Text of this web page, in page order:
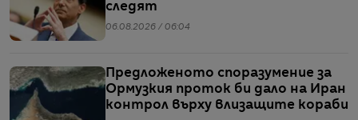
следят
06.08.2026 / 06:04
Предложеното споразумение за
Ормузкия проток би дало на Иран
контрол върху влизащите кораби